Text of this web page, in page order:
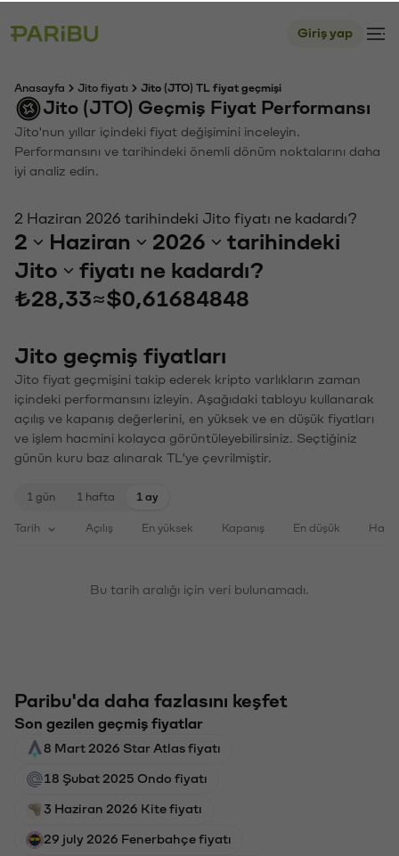
Giriş yap
Anasayfa Jito fiyatı Jito (JTO) TL fiyat geçmişi
Jito (JTO) Geçmiş Fiyat Performansı
Jito'nun yıllar içindeki fiyat değişimini inceleyin.
Performansını ve tarihindeki önemli dönüm noktalarını daha
iyi analiz edin.
2 Haziran 2026 tarihindeki Jito fiyatı ne kadardı?
2 Haziran 2026
tarihindeki
Jito
fiyatı ne kadardı?
₺28,33≈$0,61684848
Jito geçmiş fiyatları
Jito fiyat geçmişini takip ederek kripto varlıkların zaman
içindeki performansını izleyin. Aşağıdaki tabloyu kullanarak
açılış ve kapanış değerlerini, en yüksek ve en düşük fiyatları
ve işlem hacmini kolayca görüntüleyebilirsiniz. Seçtiğiniz
günün kuru baz alınarak TL'ye çevrilmiştir.
1 gün 1 hafta 1 ay
Tarih Açılış En yüksek Kapanış En düşük
Bu tarih aralığı için veri bulunamadı.
Paribu'da daha fazlasını keşfet
Son gezilen geçmiş fiyatlar
8 Mart 2026 Star Atlas fiyatı
18 Şubat 2025 Ondo fiyatı
3 Haziran 2026 Kite fiyatı
29 july 2026 Fenerbahçe fiyatı